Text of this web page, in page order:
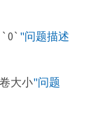
`0` "问题描述
大小"问题